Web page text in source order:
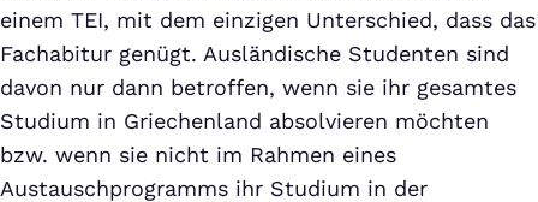
einem TEI, mit dem einzigen Unterschied, dass das
Fachabitur genügt. Ausländische Studenten sind
davon nur dann betroffen, wenn sie ihr gesamtes
Studium in Griechenland absolvieren möchten
bzw. wenn sie nicht im Rahmen eines
Austauschprogramms ihr Studium in der